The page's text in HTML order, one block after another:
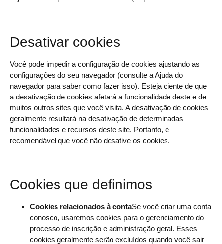
Desativar cookies
Você pode impedir a configuração de cookies ajustando as
configurações do seu navegador (consulte a Ajuda do
navegador para saber como fazer isso). Esteja ciente de que
a desativação de cookies afetará a funcionalidade deste e de
muitos outros sites que você visita. A desativação de cookies
geralmente resultará na desativação de determinadas
funcionalidades e recursos deste site. Portanto, é
recomendável que você não desative os cookies.
Cookies que definimos
Cookies relacionados à contaSe você criar uma conta
conosco, usaremos cookies para o gerenciamento do
processo de inscrição e administração geral. Esses
cookies geralmente serão excluídos quando você sair